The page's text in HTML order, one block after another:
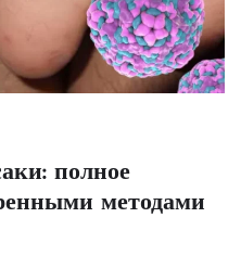
полное
методами